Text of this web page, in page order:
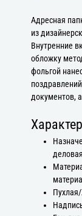
Адресная
из
Внутренние
обложку
фольгой
документов,
деловая